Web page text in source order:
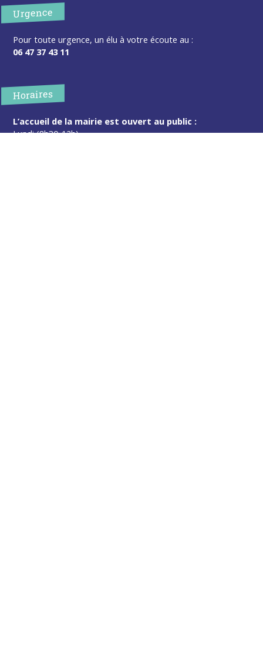
Urgence
Pour toute urgence, un élu à votre écoute au :
06 47 37 43 11
Horaires
L’accueil de la mairie est ouvert au public :
Lundi (8h30-12h)